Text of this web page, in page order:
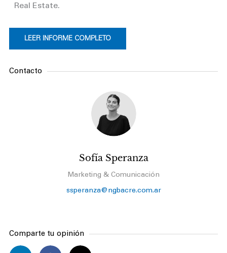
Real Estate.
LEER INFORME COMPLETO
Contacto
Sofía Speranza
Marketing & Comunicación
ssperanza@ngbacre.com.ar
Comparte tu opinión